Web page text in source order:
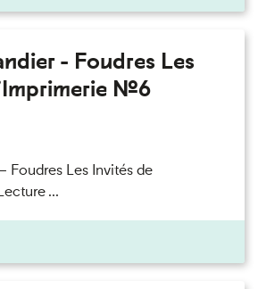
- Foudres Les
n°6
Foudres Les Invités de
...